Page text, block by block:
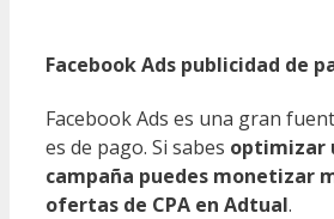
Facebook Ads publicidad de
Facebook Ads es una gran
es de pago. Si sabes optimizar
campaña puedes monetizar
ofertas de CPA en Adtual.